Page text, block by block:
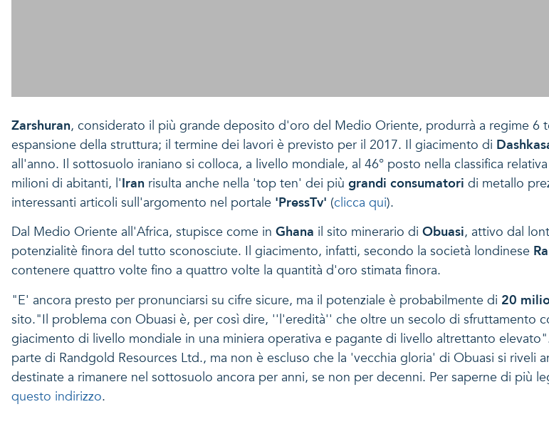
Zarshuran, considerato il più grande deposito d'oro del Medio Oriente, produrrà a regime
espansione della struttura; il termine dei lavori è previsto per il 2017. Il giacimento di
all'anno. Il sottosuolo iraniano si colloca, a livello mondiale, al 46° posto nella classifica
milioni di abitanti, l'Iran risulta anche nella 'top ten' dei più grandi consumatori di metallo
interessanti articoli sull'argomento nel portale 'PressTv' (clicca qui).
Dal Medio Oriente all'Africa, stupisce come in Ghana il sito minerario di Obuasi, attivo dal
potenzialitè finora del tutto sconosciute. Il giacimento, infatti, secondo la società londinese
contenere quattro volte fino a quattro volte la quantità d'oro stimata finora.
"E' ancora presto per pronunciarsi su cifre sicure, ma il potenziale è probabilmente di 20
sito."Il problema con Obuasi è, per così dire, ''l'eredità'' che oltre un secolo di sfruttamento
giacimento di livello mondiale in una miniera operativa e pagante di livello altrettanto
parte di Randgold Resources Ltd., ma non è escluso che la 'vecchia gloria' di Obuasi si
destinate a rimanere nel sottosuolo ancora per anni, se non per decenni. Per saperne di più
questo indirizzo.